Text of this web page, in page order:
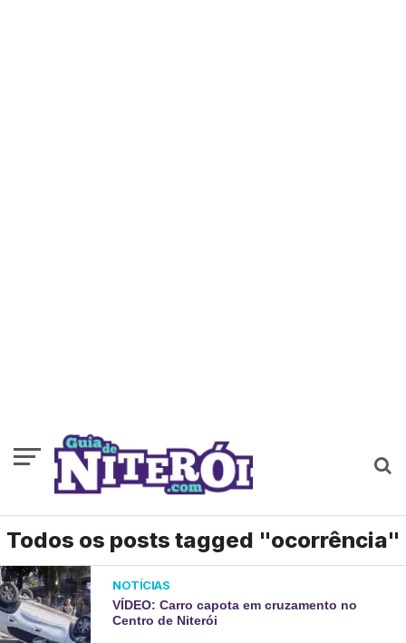
Todos os posts tagged "ocorrência"
NOTÍCIAS
VÍDEO: Carro capota em cruzamento no
Centro de Niterói